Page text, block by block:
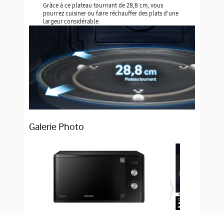
Grâce à ce plateau tournant de 28,8 cm, vous
pourrez cuisiner ou faire réchauffer des plats d'une
largeur considérable.
Galerie Photo